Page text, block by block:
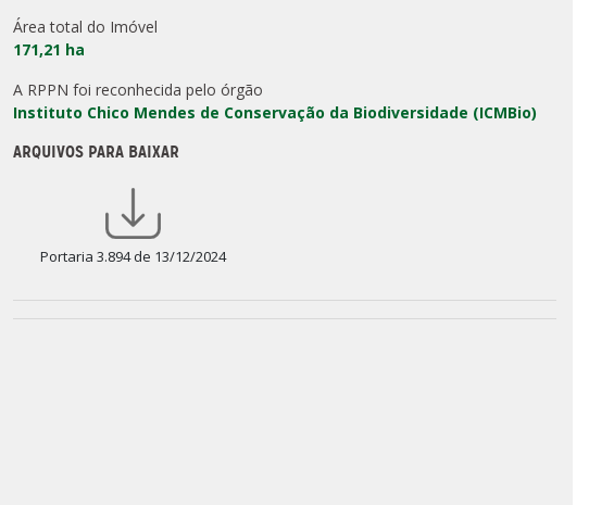
Área total do Imóvel
171,21 ha
A RPPN foi reconhecida pelo órgão
Instituto Chico Mendes de Conservação da Biodiversidade (ICMBio)
ARQUIVOS PARA BAIXAR
Portaria 3.894 de 13/12/2024